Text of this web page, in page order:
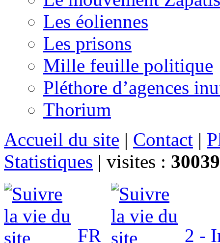
Les éoliennes
Les prisons
Mille feuille politique
Pléthore d’agences
Thorium
Accueil du site | Contact |
Statistiques | visites :
FR 2 -